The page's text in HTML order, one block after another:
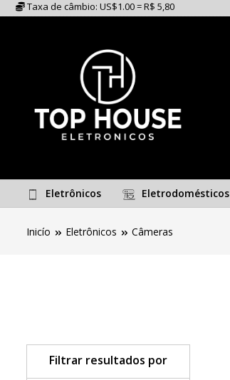
Taxa de câmbio: US$1.00 = R$ 5,80
Eletrônicos Eletrodomésticos
Inicío Eletrônicos Câmeras
Filtrar resultados por